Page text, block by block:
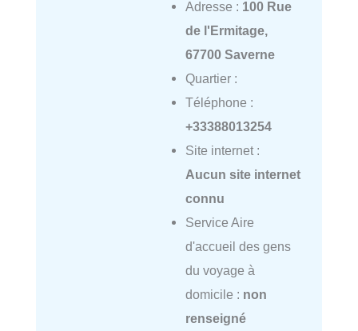
Adresse : 100 Rue
de l'Ermitage,
67700 Saverne
Quartier :
Téléphone :
+33388013254
Site internet :
Aucun site internet
connu
Service Aire
d'accueil des gens
du voyage à
domicile : non
renseigné